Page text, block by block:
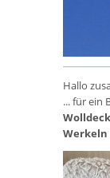
Hallo
... für ein
Werkeln